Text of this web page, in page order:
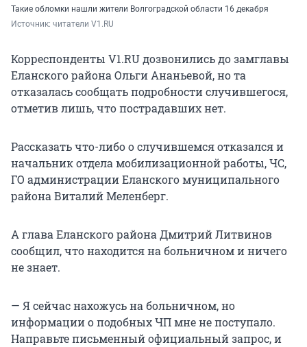
Такие обломки нашли жители Волгоградской области 16 декабря
Источник: читатели V1.RU
Корреспонденты V1.RU дозвонились до замглавы
Еланского района Ольги Ананьевой, но та
отказалась сообщать подробности случившегося,
отметив лишь, что пострадавших нет.
Рассказать что-либо о случившемся отказался и
начальник отдела мобилизационной работы, ЧС,
ГО администрации Еланского муниципального
района Виталий Меленберг.
А глава Еланского района Дмитрий Литвинов
сообщил, что находится на больничном и ничего
не знает.
— Я сейчас нахожусь на больничном, но
информации о подобных ЧП мне не поступало.
Направьте письменный официальный запрос, и